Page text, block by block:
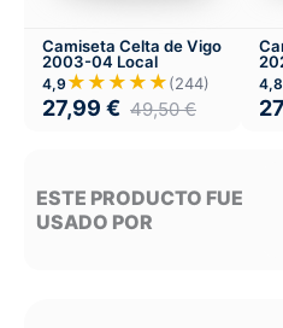
Camiseta Celta de Vigo
2003-04 Local
4,9 ★★★★★(244)
27,99 € 49,50€
4,8
ESTE PRODUCTO FUE
USADO POR